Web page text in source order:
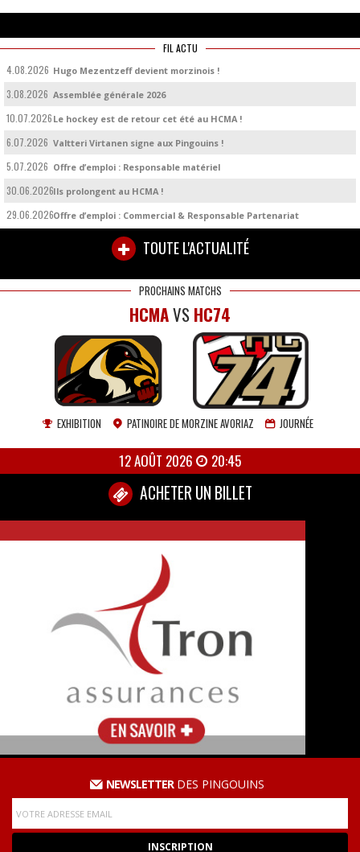
FIL ACTU
4.08.2026 Hugo Mezentzeff devient morzinois !
3.08.2026 Assemblée générale 2026
10.07.2026 Le hockey est de retour cet été au HCMA !
6.07.2026 Valtteri Virtanen signe aux Pingouins !
5.07.2026 Offre d’emploi : Responsable matériel
30.06.2026Ils prolongent au HCMA !
29.06.2026Offre d’emploi : Commercial & Responsable Partenariat
TOUTE L'ACTUALITÉ
PROCHAINS MATCHS
HCMAVSHC74
EXHIBITION PATINOIRE DE MORZINE AVORIAZ JOURNÉE
12 AOÛT 2026 20:45
ACHETER UN BILLET
NEWSLETTERDES PINGOUINS